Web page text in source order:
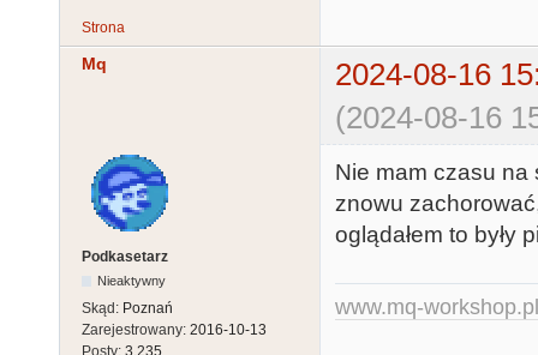
Strona
Mq
2024-08-16
(2024-08-16
Podkasetarz
Nieaktywny
Skąd: Poznań
Zarejestrowany: 2016-10-13
Posty: 3,235
Nie mam czasu na
znowu
oglądałem to były
www.mq-workshop.pl